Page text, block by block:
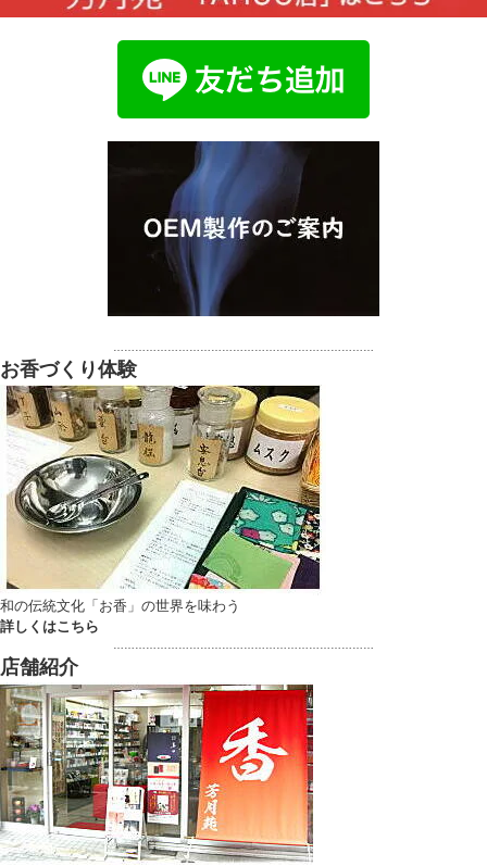
お香づくり体験
和の伝統文化「お香」の世界を味わう
詳しくはこちら
店舗紹介